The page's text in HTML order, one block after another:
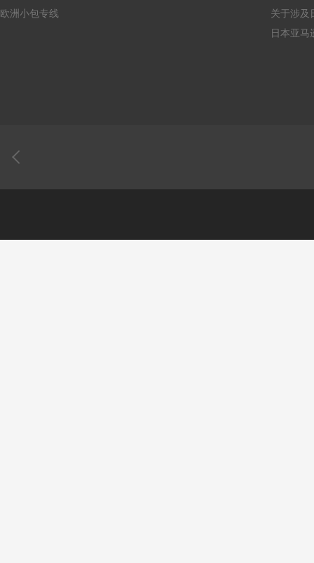
欧洲小包专线
关于涉及
日本亚马